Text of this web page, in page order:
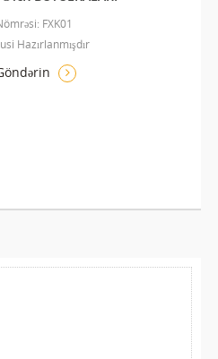
FXK01
Hazırlanmışdır